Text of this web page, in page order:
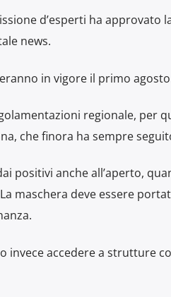
d’esperti ha approvato
news.
in vigore il primo
regionale, per
che finora ha sempre
positivi anche all’aperto,
maschera deve essere
invece accedere a strutture